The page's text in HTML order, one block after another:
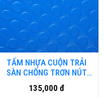
TẤM NHỰA CUỘN TRẢI
SÀN CHỐNG TRƠN NÚT
TRÒN KHỔ 1.2M x 18M -
HCM.DN-01
135,000 đ